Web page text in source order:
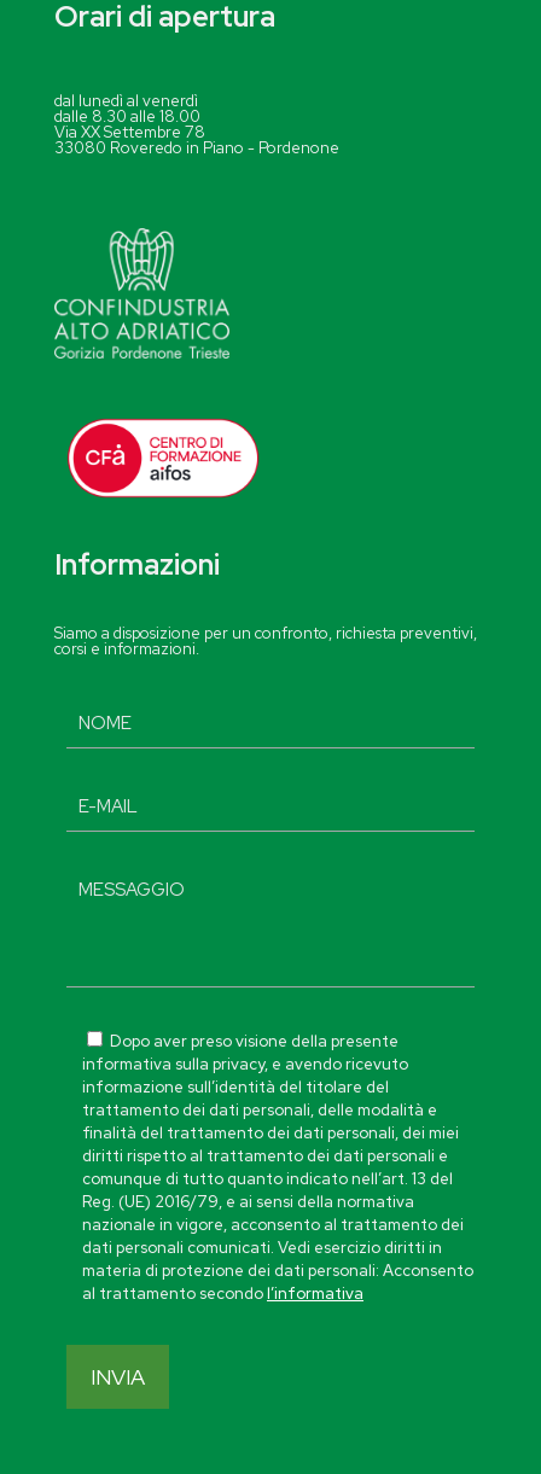
Orari di apertura
dal lunedì al venerdì
dalle 8.30 alle 18.00
Via XX Settembre 78
33080 Roveredo in Piano - Pordenone
Informazioni
Siamo a disposizione per un confronto, richiesta preventivi,
corsi e informazioni.
Dopo aver preso visione della presente
informativa sulla privacy, e avendo ricevuto
informazione sull’identità del titolare del
trattamento dei dati personali, delle modalità e
finalità del trattamento dei dati personali, dei miei
diritti rispetto al trattamento dei dati personali e
comunque di tutto quanto indicato nell’art. 13 del
Reg. (UE) 2016/79, e ai sensi della normativa
nazionale in vigore, acconsento al trattamento dei
dati personali comunicati. Vedi esercizio diritti in
materia di protezione dei dati personali: Acconsento
al trattamento secondol’informativa